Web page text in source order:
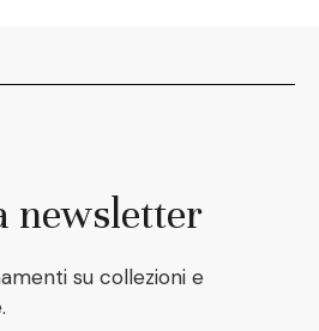
newsletter
su collezioni e